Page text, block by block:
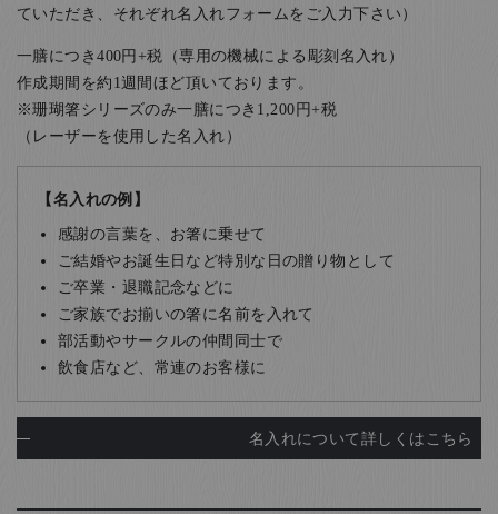
ていただき、それぞれ名入れフォームをご入力下さい）
一膳につき400円+税（専用の機械による彫刻名入れ）
作成期間を約1週間ほど頂いております。
※珊瑚箸シリーズのみ一膳につき1,200円+税
（レーザーを使用した名入れ）
【名入れの例】
感謝の言葉を、お箸に乗せて
ご結婚やお誕生日など特別な日の贈り物として
ご卒業・退職記念などに
ご家族でお揃いの箸に名前を入れて
部活動やサークルの仲間同士で
飲食店など、常連のお客様に
名入れについて詳しくはこちら